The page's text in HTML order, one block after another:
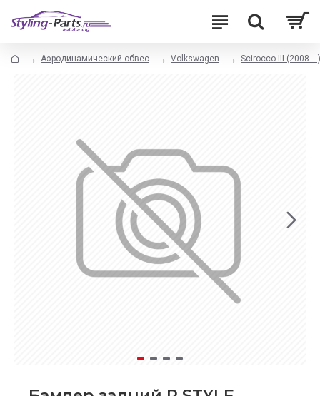
Аэродинамический обвес Volkswagen Scirocco III (2008-...)